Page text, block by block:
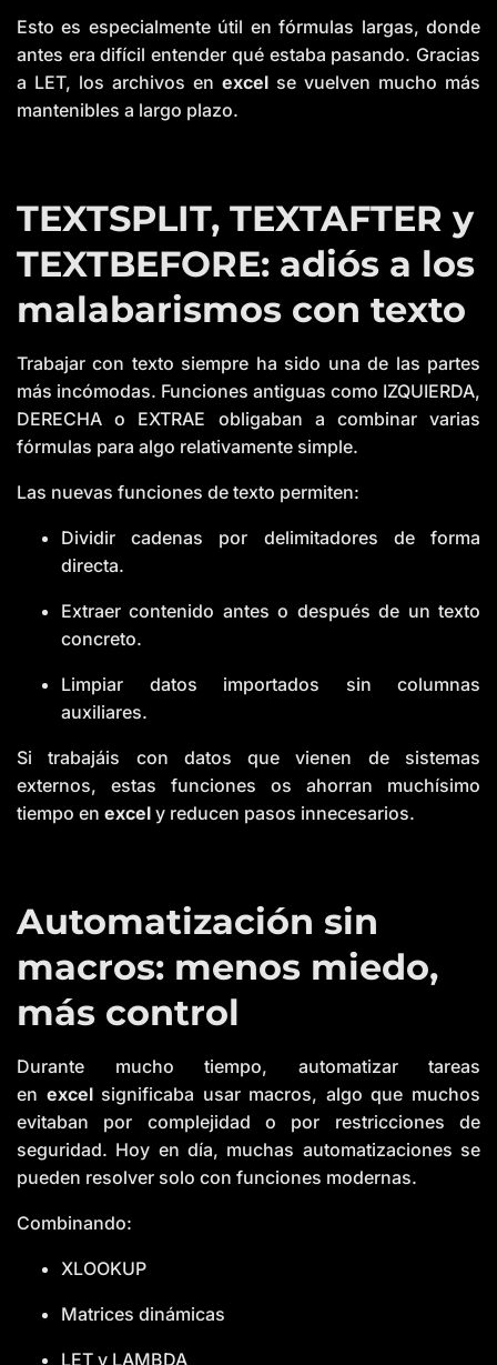
Esto es especialmente útil en fórmulas largas, donde
antes era difícil entender qué estaba pasando. Gracias
a LET, los archivos en excel se vuelven mucho más
mantenibles a largo plazo.
TEXTSPLIT, TEXTAFTER y
TEXTBEFORE: adiós a los
malabarismos con texto
Trabajar con texto siempre ha sido una de las partes
más incómodas. Funciones antiguas como IZQUIERDA,
DERECHA o EXTRAE obligaban a combinar varias
fórmulas para algo relativamente simple.
Las nuevas funciones de texto permiten:
Dividir cadenas por delimitadores de forma
directa.
Extraer contenido antes o después de un texto
concreto.
Limpiar datos importados sin columnas
auxiliares.
Si trabajáis con datos que vienen de sistemas
externos, estas funciones os ahorran muchísimo
tiempo en excel y reducen pasos innecesarios.
Automatización sin
macros: menos miedo,
más control
Durante mucho tiempo, automatizar tareas
en excel significaba usar macros, algo que muchos
evitaban por complejidad o por restricciones de
seguridad. Hoy en día, muchas automatizaciones se
pueden resolver solo con funciones modernas.
Combinando:
XLOOKUP
Matrices dinámicas
LET y LAMBDA